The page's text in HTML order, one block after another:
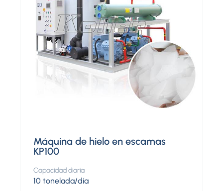
Máquina de hielo en escamas
KP100
Capacidad diaria
10 tonelada/día